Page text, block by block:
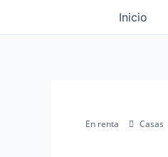
Inicio
En renta Casas